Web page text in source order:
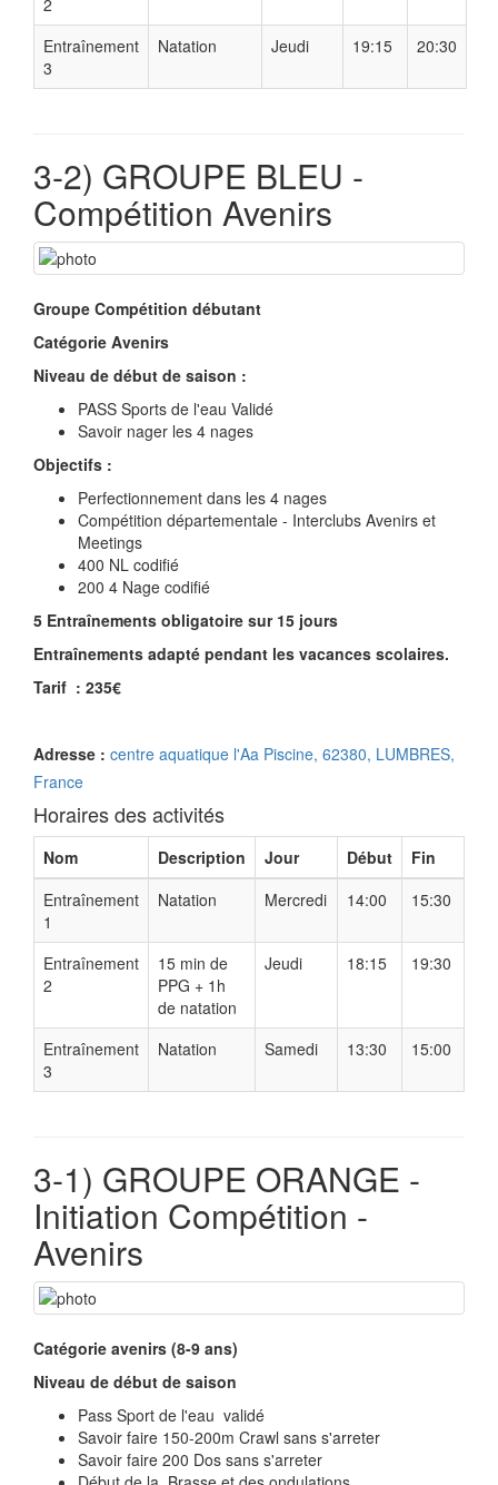
2
Entraînement
3
Natation Jeudi 19:15 20:30
3-2) GROUPE BLEU -
Compétition Avenirs
Groupe Compétition débutant
Catégorie Avenirs
Niveau de début de saison :
PASS Sports de l'eau Validé
Savoir nager les 4 nages
Objectifs :
Perfectionnement dans les 4 nages
Compétition départementale - Interclubs Avenirs et
Meetings
400 NL codifié
200 4 Nage codifié
5 Entraînements obligatoire sur 15 jours
Entraînements adapté pendant les vacances scolaires.
Tarif : 235€
Adresse : centre aquatique l'Aa Piscine, 62380, LUMBRES,
France
Horaires des activités
Nom Description Jour Début
Fin
Entraînement
1
Natation Mercredi 14:00 15:30
Entraînement
2
15 min de
PPG + 1h
de natation
Jeudi 18:15 19:30
Entraînement
3
Natation Samedi 13:30 15:00
3-1) GROUPE ORANGE -
Initiation Compétition -
Avenirs
Catégorie avenirs (8-9 ans)
Niveau de début de saison
Pass Sport de l'eau validé
Savoir faire 150-200m Crawl sans s'arreter
Savoir faire 200 Dos sans s'arreter